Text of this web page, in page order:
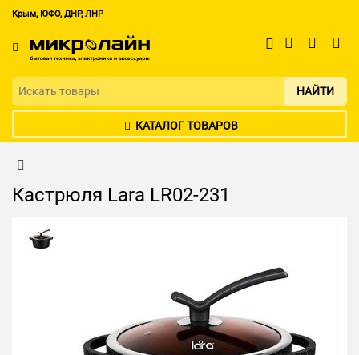
Крым, ЮФО, ДНР, ЛНР
НАЙТИ
КАТАЛОГ ТОВАРОВ
Кастрюля Lara LR02-231